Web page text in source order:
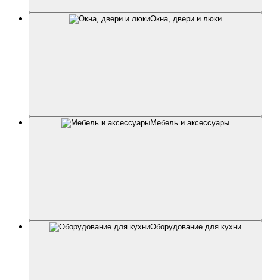
Окна, двери и люки
Мебель и аксессуары
Оборудование для кухни